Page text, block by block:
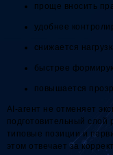
проще вносить
удобнее
снижается
быстрее
повышается
AI-агент не отменяет
подготовительный слой
типовые позиции и
этом отвечает за